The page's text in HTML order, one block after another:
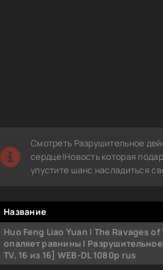
Смотреть Разрушительное
сердце!Новость которая
упустите шанс насладиться
Название
Huo Feng Liao Yuan | The Ravages
опаляет равнины |
TV, 16 из 16] WEB-DL 1080p rus